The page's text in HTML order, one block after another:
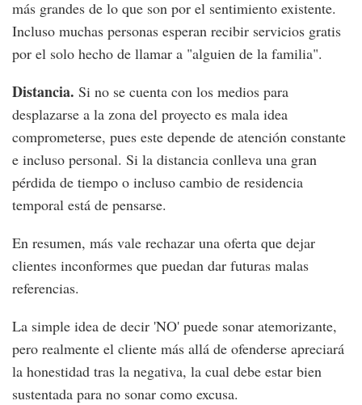
más grandes de lo que son por el sentimiento existente.
Incluso muchas personas esperan recibir servicios gratis
por el solo hecho de llamar a "alguien de la familia".
Distancia. Si no se cuenta con los medios para
desplazarse a la zona del proyecto es mala idea
comprometerse, pues este depende de atención constante
e incluso personal. Si la distancia conlleva una gran
pérdida de tiempo o incluso cambio de residencia
temporal está de pensarse.
En resumen, más vale rechazar una oferta que dejar
clientes inconformes que puedan dar futuras malas
referencias.
La simple idea de decir 'NO' puede sonar atemorizante,
pero realmente el cliente más allá de ofenderse apreciará
la honestidad tras la negativa, la cual debe estar bien
sustentada para no sonar como excusa.